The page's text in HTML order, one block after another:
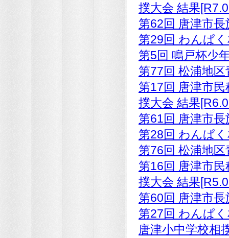
撲大会 結果
第62回 唐津市
第29回 わんぱ
第5回 鳴戸杯少
第77回 松浦地
第17回 唐津市
撲大会 結果
第61回 唐津市
第28回 わんぱ
第76回 松浦地
第16回 唐津市
撲大会 結果
第60回 唐津市
第27回 わんぱ
唐津小中学校